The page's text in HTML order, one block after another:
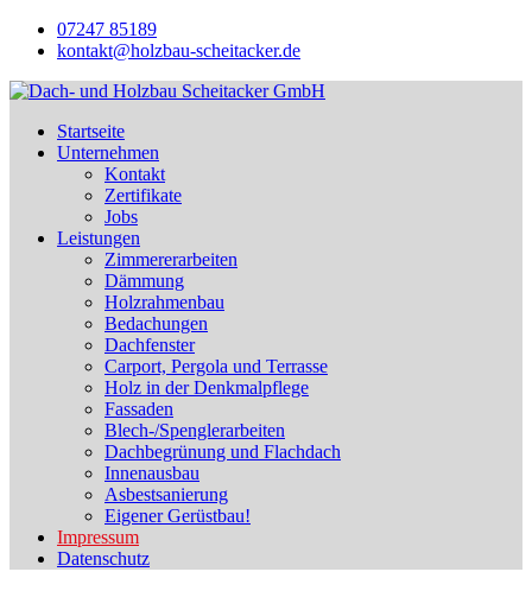
07247 85189
kontakt@holzbau-scheitacker.de
Startseite
Unternehmen
Kontakt
Zertifikate
Jobs
Leistungen
Zimmererarbeiten
Dämmung
Holzrahmenbau
Bedachungen
Dachfenster
Carport, Pergola und Terrasse
Holz in der Denkmalpflege
Fassaden
Blech-/Spenglerarbeiten
Dachbegrünung und Flachdach
Innenausbau
Asbestsanierung
Eigener Gerüstbau!
Impressum
Datenschutz